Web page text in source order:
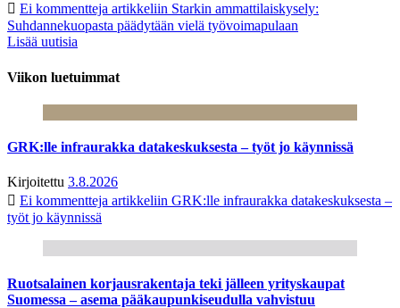
Ei kommentteja artikkeliin Starkin ammattilaiskysely:
Suhdannekuopasta päädytään vielä työvoimapulaan
Lisää uutisia
Viikon luetuimmat
GRK:lle infraurakka datakeskuksesta – työt jo käynnissä
Kirjoitettu 3.8.2026
Ei kommentteja artikkeliin GRK:lle infraurakka datakeskuksesta –
työt jo käynnissä
Ruotsalainen korjausrakentaja teki jälleen yrityskaupat
Suomessa – asema pääkaupunkiseudulla vahvistuu